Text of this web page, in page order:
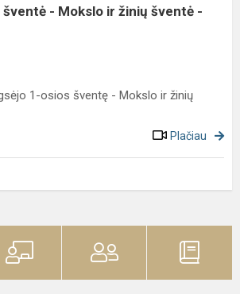
šventė - Mokslo ir žinių šventė -
1-osios šventę - Mokslo ir žinių
Plačiau